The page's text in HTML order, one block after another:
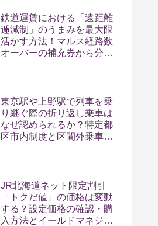
鉄道運賃における「遠距離
逓減制」のうまみを最大限
活かす方法！マルス経路数
オーバーの補充券から分か
東京駅や上野駅で列車を乗
り継ぐ際の折り返し乗車は
なぜ認められるか？特定都
区市内制度と区間外乗車特
JR北海道ネット限定割引
「トクだ値」の価格は変動
する？設定価格の確認・購
入方法とイールドマネジメ